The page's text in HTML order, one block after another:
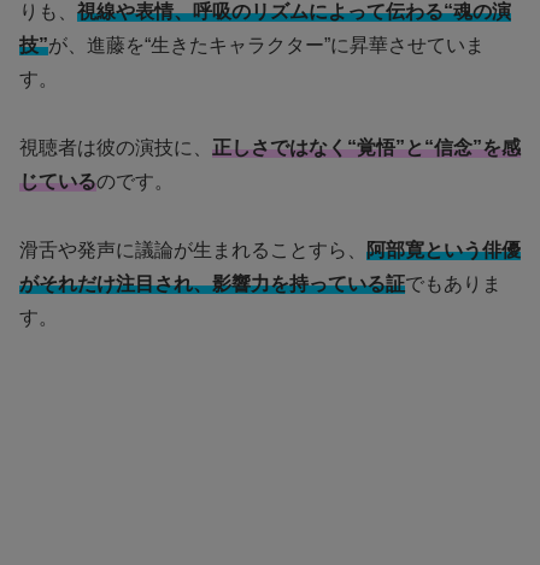
りも、 視線や表情、呼吸のリズムによって伝わる“魂の演
技”が、進藤を“生きたキャラクター”に昇華させていま
す。
視聴者は彼の演技に、 正しさではなく“覚悟”と“信念”を感
じているのです。
滑舌や発声に議論が生まれることすら、 阿部寛という俳優
がそれだけ注目され、影響力を持っている証でもありま
す。